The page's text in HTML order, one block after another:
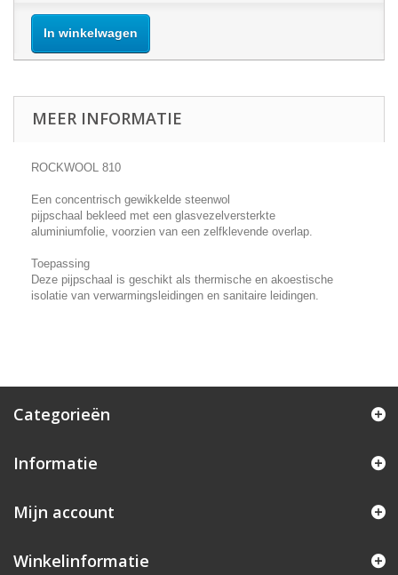
In winkelwagen
MEER INFORMATIE
ROCKWOOL 810
Een concentrisch gewikkelde steenwol
pijpschaal bekleed met een glasvezelversterkte
aluminiumfolie, voorzien van een zelfklevende overlap.
Toepassing
Deze pijpschaal is geschikt als thermische en akoestische
isolatie van verwarmingsleidingen en sanitaire leidingen.
Categorieën
Informatie
Mijn account
Winkelinformatie